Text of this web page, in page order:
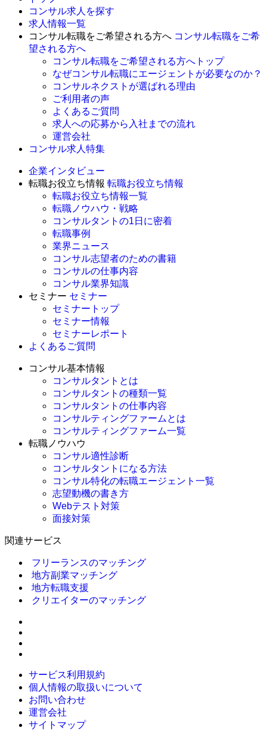
コンサル求人を探す
求人情報一覧
コンサル転職をご希望される方へ コンサル転職をご希
望される方へ
コンサル転職をご希望される方へトップ
なぜコンサル転職にエージェントが必要なのか？
コンサルネクストが選ばれる理由
ご利用者の声
よくあるご質問
求人への応募から入社までの流れ
運営会社
コンサル求人特集
企業インタビュー
転職お役立ち情報 転職お役立ち情報
転職お役立ち情報一覧
転職ノウハウ・戦略
コンサルタントの1日に密着
転職事例
業界ニュース
コンサル志望者のための書籍
コンサルの仕事内容
コンサル業界知識
セミナー セミナー
セミナートップ
セミナー情報
セミナーレポート
よくあるご質問
コンサル基本情報
コンサルタントとは
コンサルタントの種類一覧
コンサルタントの仕事内容
コンサルティングファームとは
コンサルティングファーム一覧
転職ノウハウ
コンサル適性診断
コンサルタントになる方法
コンサル特化の転職エージェント一覧
志望動機の書き方
Webテスト対策
面接対策
関連サービス
フリーランスのマッチング
地方副業マッチング
地方転職支援
クリエイターのマッチング
サービス利用規約
個人情報の取扱いについて
お問い合わせ
運営会社
サイトマップ